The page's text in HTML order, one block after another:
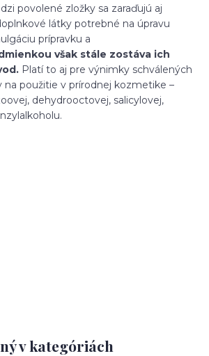
povolené zložky sa zaraďujú aj
látky potrebné na úpravu
prípravku a
však stále zostáva ich
Platí to aj pre výnimky schválených
na použitie v prírodnej kozmetike –
dehydrooctovej, salicylovej,
v kategóriách